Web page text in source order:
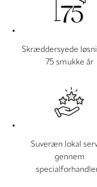
Skræddersyede
75 smukke år
Suveræn lokal
gennem